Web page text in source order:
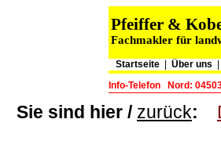
Pfeiffer &
Fachmakler für
Startseite Über uns
Info-Telefon
Nord:
Sie sind hier / zurück: